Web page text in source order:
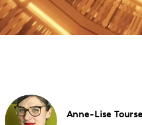
Anne-Lise